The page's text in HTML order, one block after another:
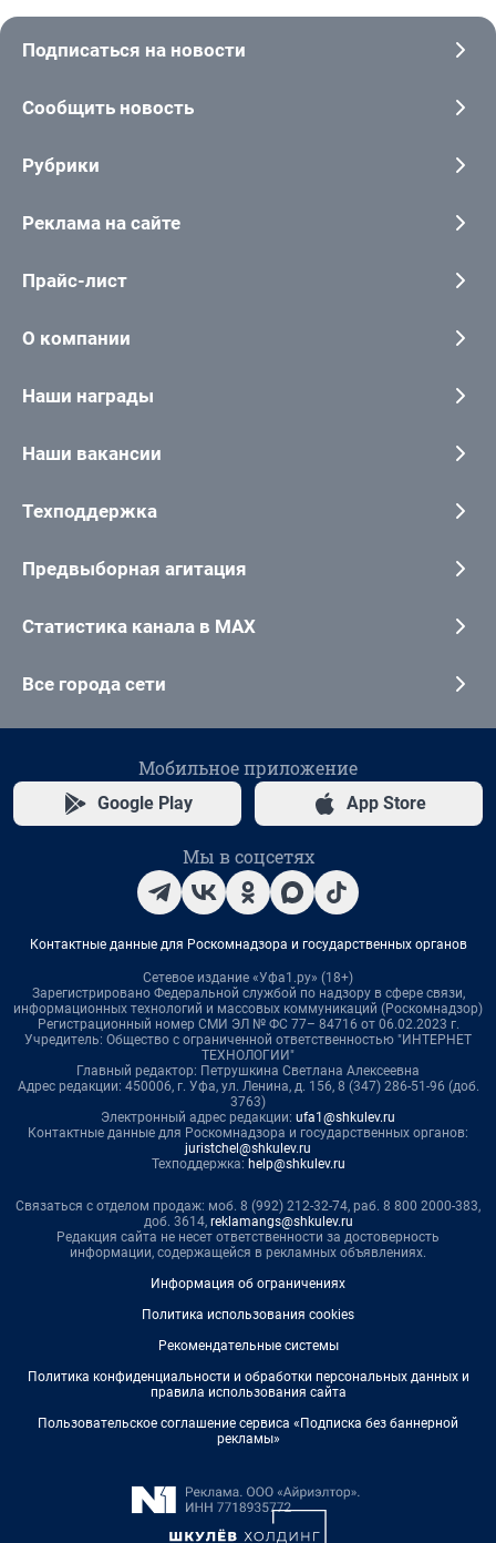
Подписаться на новости
Сообщить новость
Рубрики
Реклама на сайте
Прайс-лист
О компании
Наши награды
Наши вакансии
Техподдержка
Предвыборная агитация
Статистика канала в MAX
Все города сети
Мобильное приложение
Google Play App Store
Мы в соцсетях
Контактные данные для Роскомнадзора и государственных органов
Сетевое издание «Уфа1.ру» (18+)
Зарегистрировано Федеральной службой по надзору в сфере связи,
информационных технологий и массовых коммуникаций (Роскомнадзор)
Регистрационный номер СМИ ЭЛ № ФС 77– 84716 от 06.02.2023 г.
Учредитель: Общество с ограниченной ответственностью "ИНТЕРНЕТ
ТЕХНОЛОГИИ"
Главный редактор: Петрушкина Светлана Алексеевна
Адрес редакции: 450006, г. Уфа, ул. Ленина, д. 156, 8 (347) 286-51-96 (доб.
3763)
Электронный адрес редакции: ufa1@shkulev.ru
Контактные данные для Роскомнадзора и государственных органов:
juristchel@shkulev.ru
Техподдержка: help@shkulev.ru
Связаться с отделом продаж: моб. 8 (992) 212-32-74, раб. 8 800 2000-383,
доб. 3614, reklamangs@shkulev.ru
Редакция сайта не несет ответственности за достоверность
информации, содержащейся в рекламных объявлениях.
Информация об ограничениях
Политика использования cookies
Рекомендательные системы
Политика конфиденциальности и обработки персональных данных и
правила использования сайта
Пользовательское соглашение сервиса «Подписка без баннерной
рекламы»